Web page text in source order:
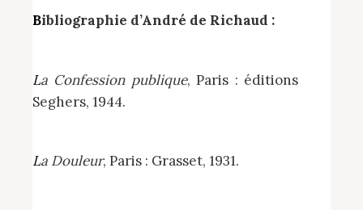
Bibliographie d’André de Richaud :
La Confession publique, Paris : éditions
Seghers, 1944.
La Douleur, Paris : Grasset, 1931.